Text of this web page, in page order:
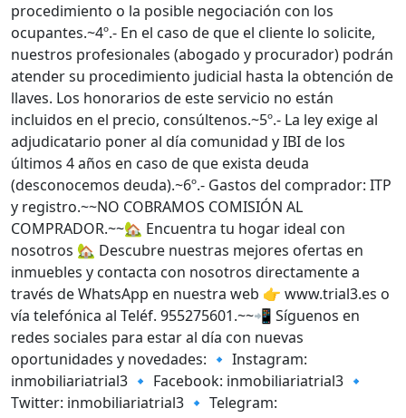
procedimiento o la posible negociación con los
ocupantes.~4º.- En el caso de que el cliente lo solicite,
nuestros profesionales (abogado y procurador) podrán
atender su procedimiento judicial hasta la obtención de
llaves. Los honorarios de este servicio no están
incluidos en el precio, consúltenos.~5º.- La ley exige al
adjudicatario poner al día comunidad y IBI de los
últimos 4 años en caso de que exista deuda
(desconocemos deuda).~6º.- Gastos del comprador: ITP
y registro.~~NO COBRAMOS COMISIÓN AL
COMPRADOR.~~🏡 Encuentra tu hogar ideal con
nosotros 🏡 Descubre nuestras mejores ofertas en
inmuebles y contacta con nosotros directamente a
través de WhatsApp en nuestra web 👉 www.trial3.es o
vía telefónica al Teléf. 955275601.~~📲 Síguenos en
redes sociales para estar al día con nuevas
oportunidades y novedades: 🔹 Instagram:
inmobiliariatrial3 🔹 Facebook: inmobiliariatrial3 🔹
Twitter: inmobiliariatrial3 🔹 Telegram: